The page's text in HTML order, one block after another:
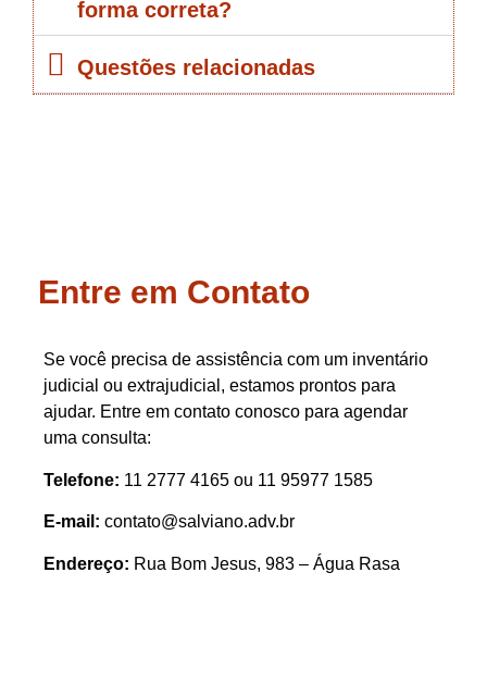
forma correta?
Questões relacionadas
Entre em Contato
Se você precisa de assistência com um inventário
judicial ou extrajudicial, estamos prontos para
ajudar. Entre em contato conosco para agendar
uma consulta:
Telefone: 11 2777 4165 ou 11 95977 1585
E-mail: contato@salviano.adv.br
Endereço: Rua Bom Jesus, 983 – Água Rasa